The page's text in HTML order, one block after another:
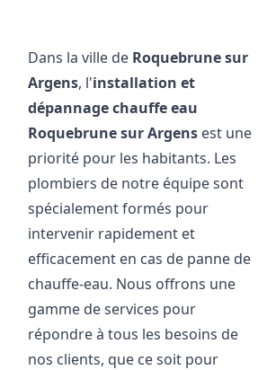
Dans la ville de Roquebrune sur
Argens, l'installation et
dépannage chauffe eau
Roquebrune sur Argens est une
priorité pour les habitants. Les
plombiers de notre équipe sont
spécialement formés pour
intervenir rapidement et
efficacement en cas de panne de
chauffe-eau. Nous offrons une
gamme de services pour
répondre à tous les besoins de
nos clients, que ce soit pour